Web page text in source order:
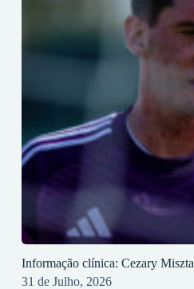
Informação clínica: Cezary Miszta
31 de Julho, 2026